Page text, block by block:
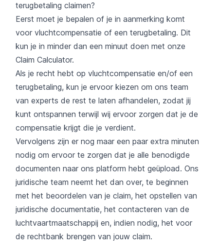
terugbetaling claimen?
Eerst moet je bepalen of je in aanmerking komt
voor vluchtcompensatie of een terugbetaling. Dit
kun je in minder dan een minuut doen met onze
Claim Calculator.
Als je recht hebt op vluchtcompensatie en/of een
terugbetaling, kun je ervoor kiezen om ons team
van experts de rest te laten afhandelen, zodat jij
kunt ontspannen terwijl wij ervoor zorgen dat je de
compensatie krijgt die je verdient.
Vervolgens zijn er nog maar een paar extra minuten
nodig om ervoor te zorgen dat je alle benodigde
documenten naar ons platform hebt geüpload. Ons
juridische team neemt het dan over, te beginnen
met het beoordelen van je claim, het opstellen van
juridische documentatie, het contacteren van de
luchtvaartmaatschappij en, indien nodig, het voor
de rechtbank brengen van jouw claim.